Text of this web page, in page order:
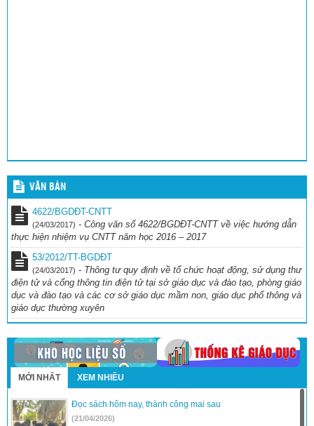
VĂN BẢN
4622/BGDĐT-CNTT
(24/03/2017) - Công văn số 4622/BGDĐT-CNTT về việc hướng dẫn
thực hiện nhiệm vụ CNTT năm học 2016 – 2017
53/2012/TT-BGDĐT
(24/03/2017) - Thông tư quy định về tổ chức hoạt động, sử dụng thư
điện tử và cổng thông tin điện tử tại sở giáo dục và đào tạo, phòng giáo
dục và đào tạo và các cơ sở giáo dục mầm non, giáo dục phổ thông và
giáo dục thường xuyên
MỚI NHẤT XEM NHIỀU
Đọc sách hôm nay, thành công mai sau
(21/04/2026)